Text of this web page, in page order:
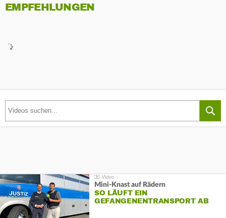
EMPFEHLUNGEN
Mini-Knast auf Rädern
SO LÄUFT EIN
GEFANGENENTRANSPORT AB